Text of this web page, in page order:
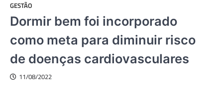
GESTÃO
Dormir bem foi incorporado
como meta para diminuir risco
de doenças cardiovasculares
11/08/2022